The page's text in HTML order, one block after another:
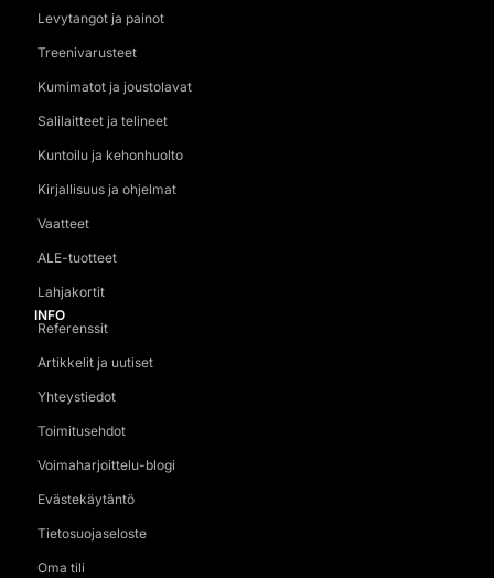
Levytangot ja painot
Treenivarusteet
Kumimatot ja joustolavat
Salilaitteet ja telineet
Kuntoilu ja kehonhuolto
Kirjallisuus ja ohjelmat
Vaatteet
ALE-tuotteet
Lahjakortit
INFO
Referenssit
Artikkelit ja uutiset
Yhteystiedot
Toimitusehdot
Voimaharjoittelu-blogi
Evästekäytäntö
Tietosuojaseloste
Oma tili